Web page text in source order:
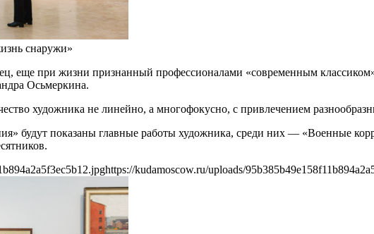
снаружи»
еще при жизни признанный профессионалами «современным
Осьмеркина.
художника не линейно, а многофокусно, с привлечением
будут показаны главные работы художника, среди них — «Военные
https://kudamoscow.ru/uploads/